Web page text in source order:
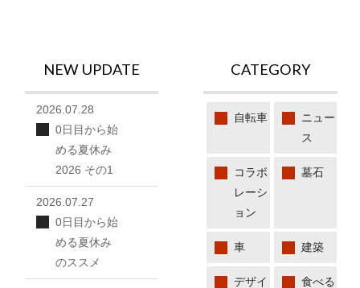
CATEGORY
自転車
ニュー
ス
コラボ
レーシ
ョン
墓石
車 建築
デザイ
食べる
NEW UPDATE
2026.07.28
0日目から始
める夏休み
2026 その1
2026.07.27
0日目から始
める夏休み
のススメ